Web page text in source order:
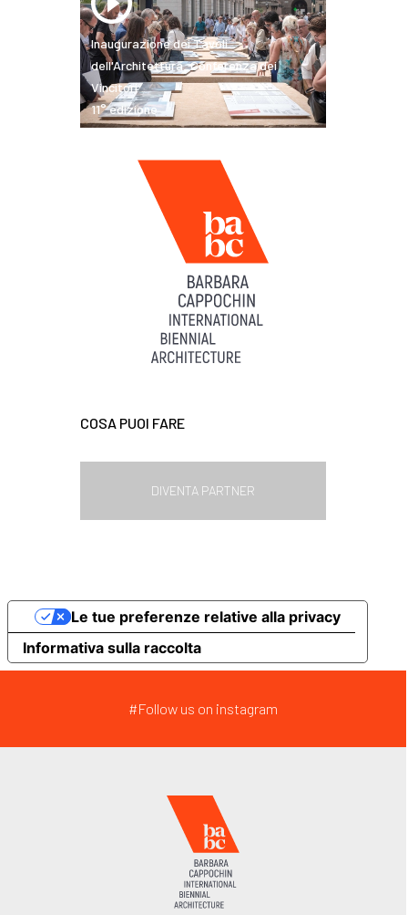
Inaugurazione dei Tavoli
dell'Architettura_Conferenza dei
Vincitori
11° edizione
COSA PUOI FARE
DIVENTA PARTNER
Informativa sulla raccolta
Le tue preferenze relative alla privacy
#Follow us on instagram